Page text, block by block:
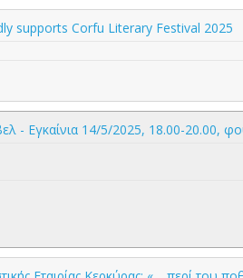
supports Corfu Literary Festival 2025
Εγκαίνια 14/5/2025, 18.00-20.00,